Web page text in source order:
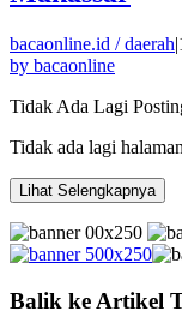
bacaonline.id / daerah|
by bacaonline
Tidak Ada Lagi
Tidak ada lagi
Lihat Selengkapnya
Balik ke Artikel